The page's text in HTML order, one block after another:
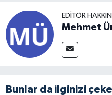
EDITÖR
Mehmet
Bunlar da ilginizi